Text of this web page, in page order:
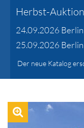
Herbst-
24.09.2026 Berlin
25.09.2026 Berlin
Der neue Katalog